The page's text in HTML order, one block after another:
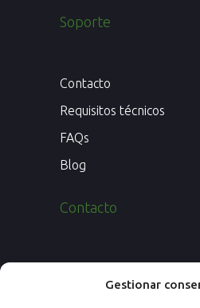
Gestionar
Soporte
Contacto
Requisitos técnicos
FAQs
Blog
Contacto